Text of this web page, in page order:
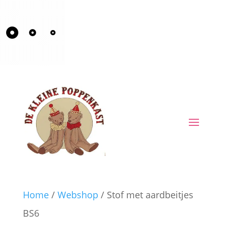
Home/ Webshop / Stof met aardbeitjes
BS6